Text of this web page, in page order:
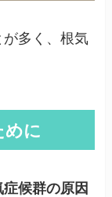
多く、根気
めに
候群の原因